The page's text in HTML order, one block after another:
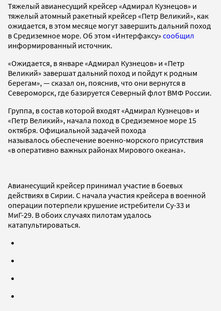
Тяжелый авианесущий крейсер «Адмирал Кузнецов» и
тяжелый атомный ракетный крейсер «Петр Великий», как
ожидается, в этом месяце могут завершить дальний поход
в Средиземное море. Об этом «Интерфаксу» сообщил
информированный источник.
«Ожидается, в январе «Адмирал Кузнецов» и «Петр
Великий» завершат дальний поход и пойдут к родным
берегам», — сказал он, пояснив, что они вернутся в
Североморск, где базируется Северный флот ВМФ России.
Группа, в состав которой входят «Адмирал Кузнецов» и
«Петр Великий», начала поход в Средиземное море 15
октября. Официальной задачей похода
называлось обеспечение военно-морского присутствия
«в оперативно важных районах Мирового океана».
Авианесущий крейсер принимал участие в боевых
действиях в Сирии. С начала участия крейсера в военной
операции потерпели крушение истребители Су-33 и
МиГ-29. В обоих случаях пилотам удалось
катапультироваться.